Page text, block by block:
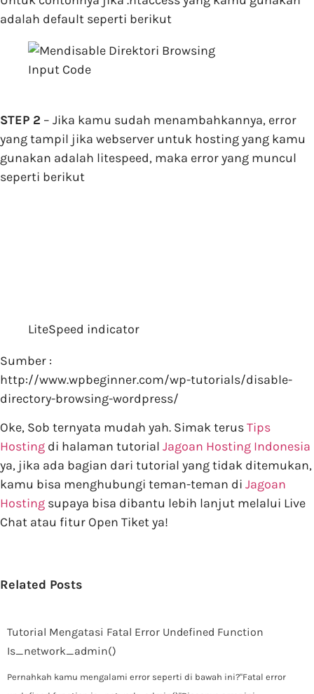
adalah default seperti berikut
Input Code
STEP 2 – Jika kamu sudah menambahkannya, error
yang tampil jika webserver untuk hosting yang kamu
gunakan adalah litespeed, maka error yang muncul
seperti berikut
LiteSpeed indicator
Sumber :
http://www.wpbeginner.com/wp-tutorials/disable-
directory-browsing-wordpress/
Oke, Sob ternyata mudah yah. Simak terusTips
Hosting di halaman tutorial Jagoan Hosting Indonesia
ya, jika ada bagian dari tutorial yang tidak ditemukan,
kamu bisa menghubungi teman-teman di Jagoan
Hosting supaya bisa dibantu lebih lanjut melalui Live
Chat atau fitur Open Tiket ya!
Related Posts
Tutorial Mengatasi Fatal Error Undefined Function
Is_network_admin()
Pernahkah kamu mengalami error seperti di bawah ini?"Fatal error